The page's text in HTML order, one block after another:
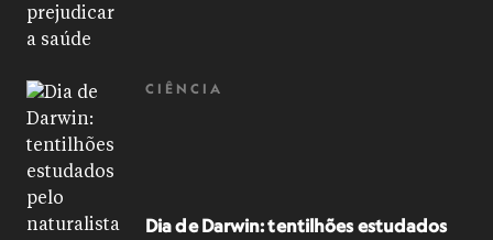
CIÊNCIA
Dia de Darwin: tentilhões estudados